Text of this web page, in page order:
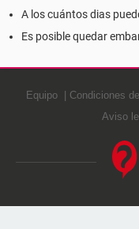
A los cuántos dias
Es posible quedar
Equipo Condiciones
Aviso